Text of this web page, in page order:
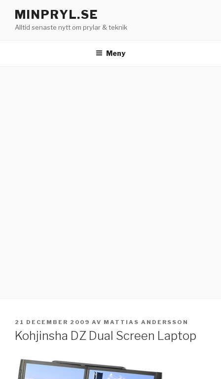
innehåll
MINPRYL.SE
Alltid senaste nytt om prylar & teknik
Meny
PUBLICERAT
21 DECEMBER 2009 AV MATTIAS ANDERSSON
Kohjinsha DZ Dual Screen Laptop